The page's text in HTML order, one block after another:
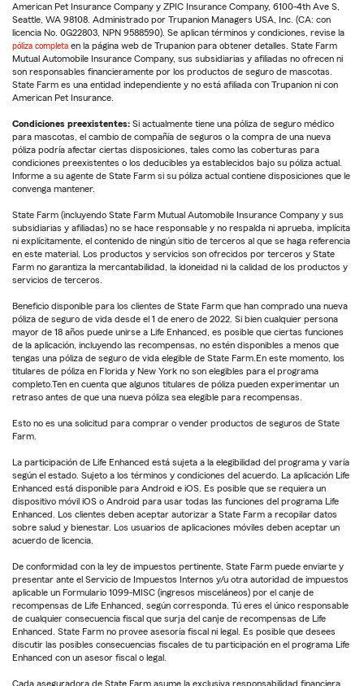
American Pet Insurance Company y ZPIC Insurance Company, 6100-4th Ave S,
Seattle, WA 98108. Administrado por Trupanion Managers USA, Inc. (CA: con
licencia No. 0G22803, NPN 9588590). Se aplican términos y condiciones, revise la
póliza completa en la página web de Trupanion para obtener detalles. State Farm
Mutual Automobile Insurance Company, sus subsidiarias y afiliadas no ofrecen ni
son responsables financieramente por los productos de seguro de mascotas.
State Farm es una entidad independiente y no está afiliada con Trupanion ni con
American Pet Insurance.
Condiciones preexistentes: Si actualmente tiene una póliza de seguro médico
para mascotas, el cambio de compañía de seguros o la compra de una nueva
póliza podría afectar ciertas disposiciones, tales como las coberturas para
condiciones preexistentes o los deducibles ya establecidos bajo su póliza actual.
Informe a su agente de State Farm si su póliza actual contiene disposiciones que le
convenga mantener.
State Farm (incluyendo State Farm Mutual Automobile Insurance Company y sus
subsidiarias y afiliadas) no se hace responsable y no respalda ni aprueba, implícita
ni explícitamente, el contenido de ningún sitio de terceros al que se haga referencia
en este material. Los productos y servicios son ofrecidos por terceros y State
Farm no garantiza la mercantabilidad, la idoneidad ni la calidad de los productos y
servicios de terceros.
Beneficio disponible para los clientes de State Farm que han comprado una nueva
póliza de seguro de vida desde el 1 de enero de 2022. Si bien cualquier persona
mayor de 18 años puede unirse a Life Enhanced, es posible que ciertas funciones
de la aplicación, incluyendo las recompensas, no estén disponibles a menos que
tengas una póliza de seguro de vida elegible de State Farm.En este momento, los
titulares de póliza en Florida y New York no son elegibles para el programa
completo.Ten en cuenta que algunos titulares de póliza pueden experimentar un
retraso antes de que una nueva póliza sea elegible para recompensas.
Esto no es una solicitud para comprar o vender productos de seguros de State
Farm.
La participación de Life Enhanced está sujeta a la elegibilidad del programa y varía
según el estado. Sujeto a los términos y condiciones del acuerdo. La aplicación Life
Enhanced está disponible para Android e iOS. Es posible que se requiera un
dispositivo móvil iOS o Android para usar todas las funciones del programa Life
Enhanced. Los clientes deben aceptar autorizar a State Farm a recopilar datos
sobre salud y bienestar. Los usuarios de aplicaciones móviles deben aceptar un
acuerdo de licencia.
De conformidad con la ley de impuestos pertinente, State Farm puede enviarte y
presentar ante el Servicio de Impuestos Internos y/u otra autoridad de impuestos
aplicable un Formulario 1099-MISC (ingresos misceláneos) por el canje de
recompensas de Life Enhanced, según corresponda. Tú eres el único responsable
de cualquier consecuencia fiscal que surja del canje de recompensas de Life
Enhanced. State Farm no provee asesoría fiscal ni legal. Es posible que desees
discutir las posibles consecuencias fiscales de tu participación en el programa Life
Enhanced con un asesor fiscal o legal.
Cada aseguradora de State Farm asume la exclusiva responsabilidad financiera